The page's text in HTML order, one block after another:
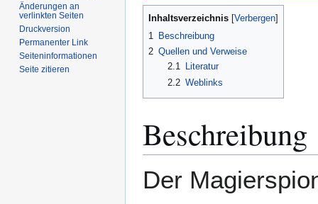
Inhaltsverzeichnis
1
Beschreibung
2 Quellen und Verweise
2.1
Literatur
2.2 Weblinks
Beschreibung
Der
Änderungen an
verlinkten Seiten
Druckversion
Permanenter Link
Seiten­­informationen
Seite zitieren